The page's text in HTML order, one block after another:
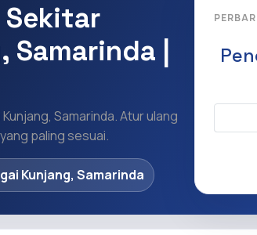
Sekitar
|
Samarinda. Atur ulang
paling sesuai.
Kunjang, Samarinda